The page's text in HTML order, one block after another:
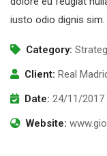
iusto odio dignis
Category:
Client: Real
Date: 24/11/2017
Website: